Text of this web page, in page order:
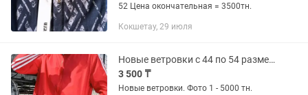
52 Цена окончательная = 3500тн.
Кокшетау, 29 июля
Новые ветровки с 44 по 54 размеры
3 500 ₸
Новые ветровки. Фото 1 - 5000 тн.